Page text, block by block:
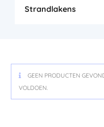
Strandlakens
GEEN PRODUCTEN
VOLDOEN.